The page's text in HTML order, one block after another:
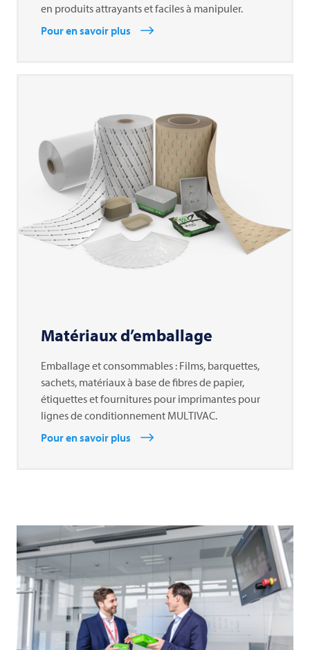
en produits attrayants et faciles à manipuler.
Pour en savoir plus
Matériaux d’emballage
Emballage et consommables : Films, barquettes,
sachets, matériaux à base de fibres de papier,
étiquettes et fournitures pour imprimantes pour
lignes de conditionnement MULTIVAC.
Pour en savoir plus